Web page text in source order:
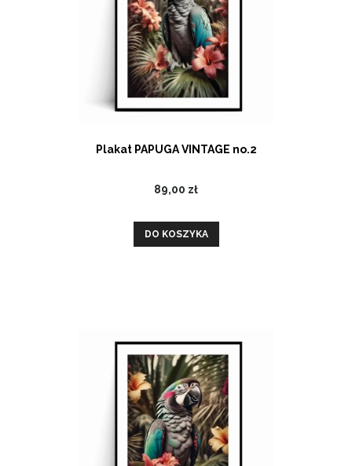
Plakat PAPUGA VINTAGE no.2
89,00 zł
DO KOSZYKA